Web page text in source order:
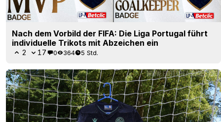
Nach dem Vorbild der FIFA: Die Liga Portugal führt
individuelle Trikots mit Abzeichen ein
2 17 0 364 5 Std.